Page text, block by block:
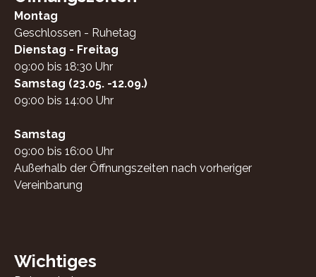
Montag
Geschlossen - Ruhetag
Dienstag - Freitag
09:00 bis 18:30 Uhr
Samstag (23.05. -12.09.)
09:00 bis 14:00 Uhr
Samstag
09:00 bis 16:00 Uhr
Außerhalb der Öffnungszeiten nach vorheriger
Vereinbarung
Wichtiges